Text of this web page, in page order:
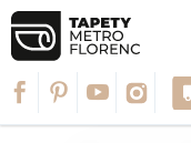
Přejít
na
obsah